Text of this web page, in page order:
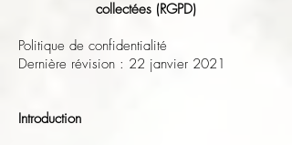
collectées (RGPD)
Politique de confidentialité
Dernière révision : 22 janvier 2021
Introduction